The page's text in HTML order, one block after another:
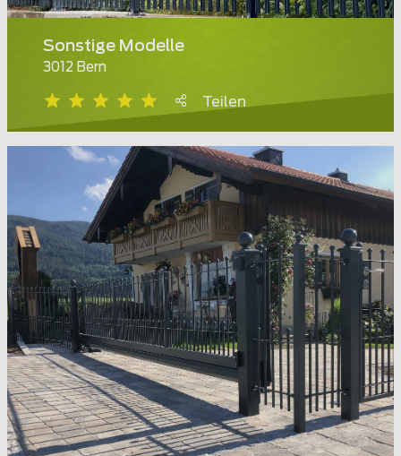
Sonstige Modelle
3012 Bern
Teilen